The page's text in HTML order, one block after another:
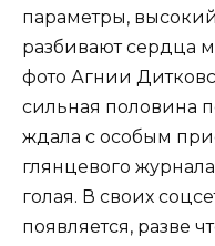
параметры,
разбивают сердца
фото Агнии
сильная половина
ждала с особым
глянцевого
голая. В своих
появляется, разве